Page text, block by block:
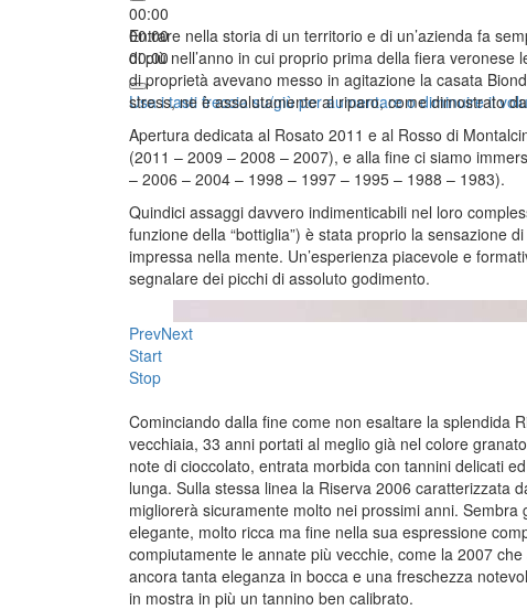
00:00
00:00
00:00
Usa i tasti freccia su/giù per aumentare o diminuire il
Entrare nella storia di un territorio e di un’azienda fa
di più nell’anno in cui proprio prima della fiera
di proprietà avevano messo in agitazione la casata
stress, ne è assolutamente al riparo, come dimostrato
Apertura dedicata al Rosato 2011 e al Rosso di
(2011 – 2009 – 2008 – 2007), e alla fine ci siamo
– 2006 – 2004 – 1998 – 1997 – 1995 – 1988 – 1983).
Quindici assaggi davvero indimenticabili nel loro
funzione della “bottiglia”) è stata proprio la sensazione
impressa nella mente. Un’esperienza piacevole e
segnalare dei picchi di assoluto godimento.
PrevNext
Start
Stop
Cominciando dalla fine come non esaltare la splendida
vecchiaia, 33 anni portati al meglio già nel colore
note di cioccolato, entrata morbida con tannini delicati
lunga. Sulla stessa linea la Riserva 2006 caratterizzata
migliorerà sicuramente molto nei prossimi anni.
elegante, molto ricca ma fine nella sua espressione
compiutamente le annate più vecchie, come la 2007
ancora tanta eleganza in bocca e una freschezza
in mostra in più un tannino ben calibrato.